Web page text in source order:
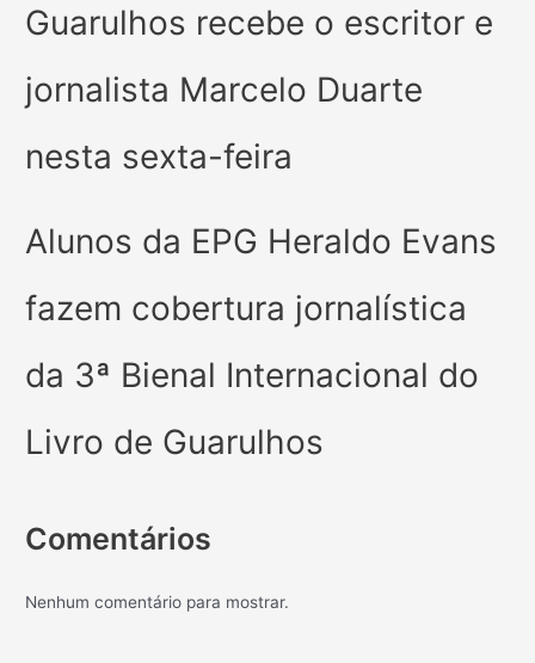
Guarulhos recebe o escritor e
jornalista Marcelo Duarte
nesta sexta-feira
Alunos da EPG Heraldo Evans
fazem cobertura jornalística
da 3ª Bienal Internacional do
Livro de Guarulhos
Comentários
Nenhum comentário para mostrar.